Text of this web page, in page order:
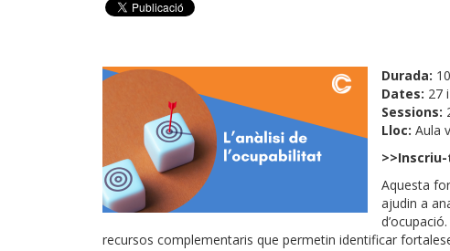
Durada:
Dates: 27
Sessions:
Lloc: Aula
Aquesta
ajudin a
recursos complementaris que permetin identificar